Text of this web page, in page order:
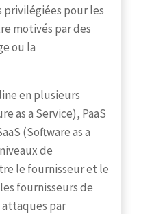
privilégiées pour les
motivés par des
ou la
en plusieurs
as a Service), PaaS
(Software as a
de
le fournisseur et le
fournisseurs de
par